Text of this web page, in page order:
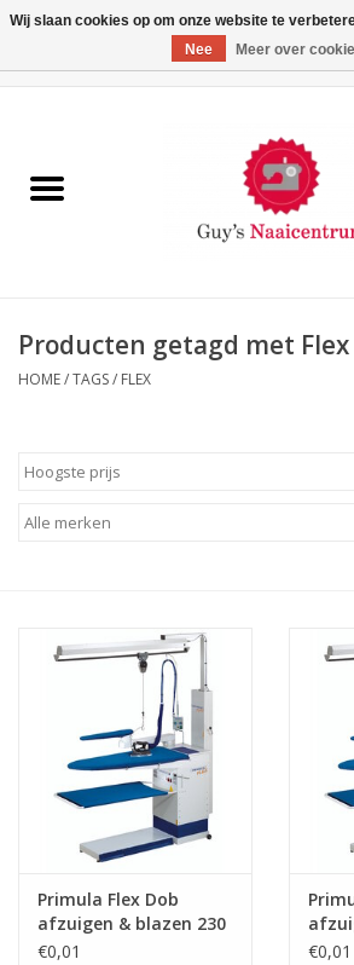
Machines
Paspoppen
Opbergsystemen
Stoffen
Breien en haken
Handwerk
Workshop
Sale / Coupons
Producten getagd met Flex
HOME/TAGS/ FLEX
Primula Flex Dob
afzuigen & blazen 230
V
€0,01
€0,01
Wij slaan cookies op om onze website te
Nee
Meer over